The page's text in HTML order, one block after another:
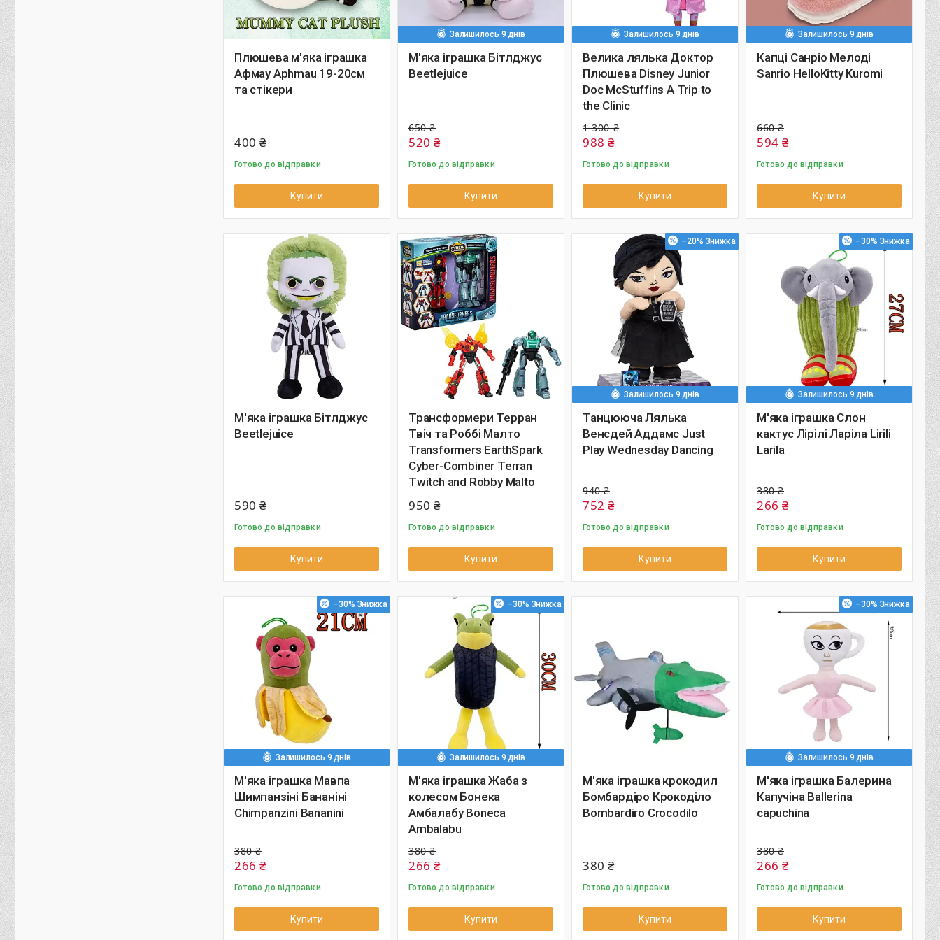
Плюшева м'яка іграшка
Афмау Aphmau 19-20см
та стікери
400 ₴
Готово до відправки
Купити
Залишилось 9 днів
М'яка іграшка Бітлджус
Beetlejuice
650 ₴
520 ₴
Готово до відправки
Купити
Залишилось 9 днів
Велика лялька Доктор
Плюшева Disney Junior
Doc McStuffins A Trip to
the Clinic
1 300 ₴
988 ₴
Готово до відправки
Купити
Залишилось 9 днів
Капці Санріо Мелоді
Sanrio HelloKitty Kuromi
660 ₴
594 ₴
Готово до відправки
Купити
М'яка іграшка Бітлджус
Beetlejuice
590 ₴
Готово до відправки
Купити
Трансформери Терран
Твіч та Роббі Малто
Transformers EarthSpark
Cyber-Combiner Terran
Twitch and Robby Malto
950 ₴
Готово до відправки
Купити
–20%
Залишилось 9 днів
Танцююча Лялька
Венсдей Аддамс Just
Play Wednesday Dancing
940 ₴
752 ₴
Готово до відправки
Купити
–30%
Залишилось 9 днів
М'яка іграшка Слон
кактус Лірілі Ларіла Lirili
Larila
380 ₴
266 ₴
Готово до відправки
Купити
–30%
Залишилось 9 днів
М'яка іграшка Мавпа
Шимпанзіні Бананіні
Chimpanzini Bananini
380 ₴
266 ₴
Готово до відправки
Купити
–30%
Залишилось 9 днів
М'яка іграшка Жаба з
колесом Бонека
Амбалабу Boneca
Ambalabu
380 ₴
266 ₴
Готово до відправки
Купити
М'яка іграшка крокодил
Бомбардіро Крокоділо
Bombardiro Crocodilo
380 ₴
Готово до відправки
Купити
–30%
Залишилось 9 днів
М'яка іграшка Балерина
Капучіна Ballerina
capuchina
380 ₴
266 ₴
Готово до відправки
Купити